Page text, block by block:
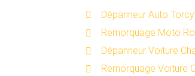
Dépanneur Auto
Remorquage Moto
Dépanneur Voiture
Remorquage Voiture